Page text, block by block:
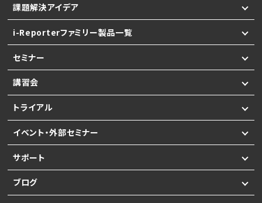
課題解決アイデア
i-Reporterファミリー製品一覧
セミナー
講習会
トライアル
イベント・外部セミナー
サポート
ブログ